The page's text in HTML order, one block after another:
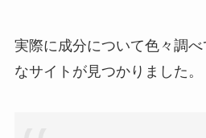
実際に成分について色々調
なサイトが見つかりました。